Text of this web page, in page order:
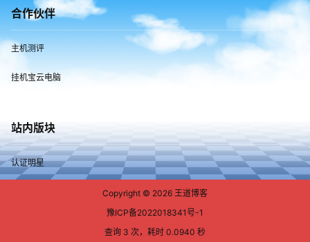
合作伙伴
主机测评
挂机宝云电脑
站内版块
认证明星
Copyright © 2026 王道博客
豫ICP备2022018341号-1
查询 3 次，耗时 0.0940 秒